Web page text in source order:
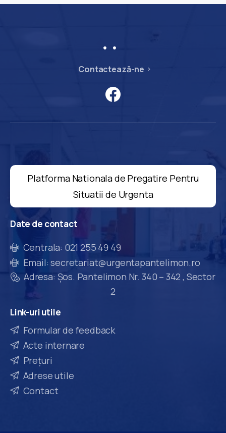
Contactează-ne
Platforma Nationala de Pregatire Pentru
Situatii de Urgenta
Datede contact
Centrala: 021 255 49 49
Email: secretariat@urgentapantelimon.ro
Adresa: Șos. Pantelimon Nr. 340 – 342 , Sector
2
Link-uriutile
Formular de feedback
Acte internare
Prețuri
Adrese utile
Contact